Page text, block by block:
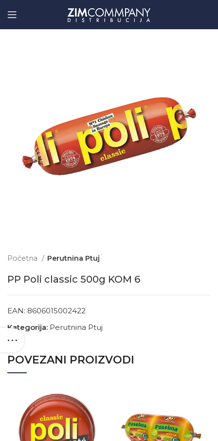
Početna Perutnina Ptuj
PP Poli classic 500g KOM 6
EAN: 8606015002422
Kategorija: Perutnina Ptuj
POVEZANI PROIZVODI